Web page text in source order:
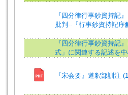
『四分律行事鈔資持記
批判--『行事鈔資持記序
『四分律行事鈔資持記
式」に関連する記述を
『宋会要』道釈部訓注